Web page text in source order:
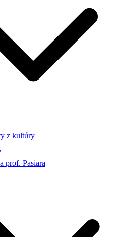
z kultúry
prof. Pasiara